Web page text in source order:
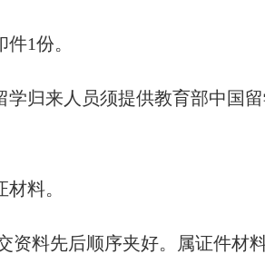
1份。
学归来人员须提供教育部中国
料。
资料先后顺序夹好。属证件材